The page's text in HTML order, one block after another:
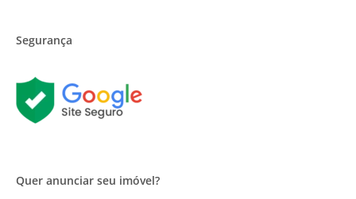
Segurança
Quer anunciar seu imóvel?